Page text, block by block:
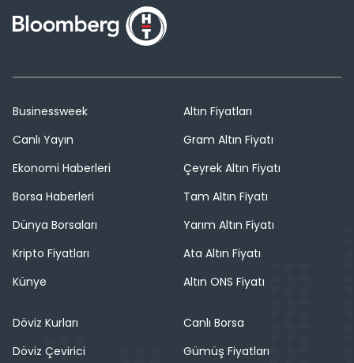
Businessweek
Canlı Yayın
Ekonomi Haberleri
Borsa Haberleri
Dünya Borsaları
Kripto Fiyatları
Künye
Altın Fiyatları
Gram Altın Fiyatı
Çeyrek Altın Fiyatı
Tam Altın Fiyatı
Yarım Altın Fiyatı
Ata Altın Fiyatı
Altın ONS Fiyatı
Döviz Kurları
Döviz Çevirici
Canlı Borsa
Gümüş Fiyatları